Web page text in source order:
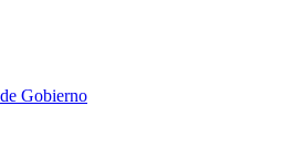
Gobierno